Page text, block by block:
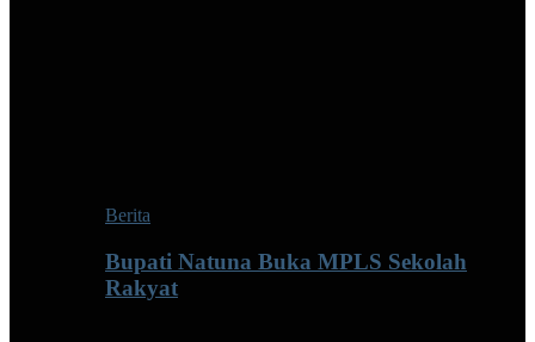
Berita
Bupati Natuna Buka MPLS Sekolah
Rakyat